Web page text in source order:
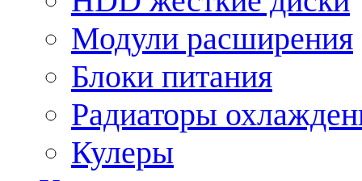
Модули расширения
Блоки питания
Радиаторы
Кулеры